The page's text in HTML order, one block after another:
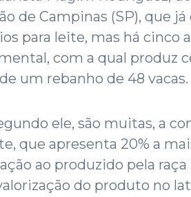
de Campinas (SP), que
para leite, mas há cinco
com a qual produz
um rebanho de 48 vacas.
ele, são muitas, a
que apresenta 20% a
ao produzido pela raça
do produto no